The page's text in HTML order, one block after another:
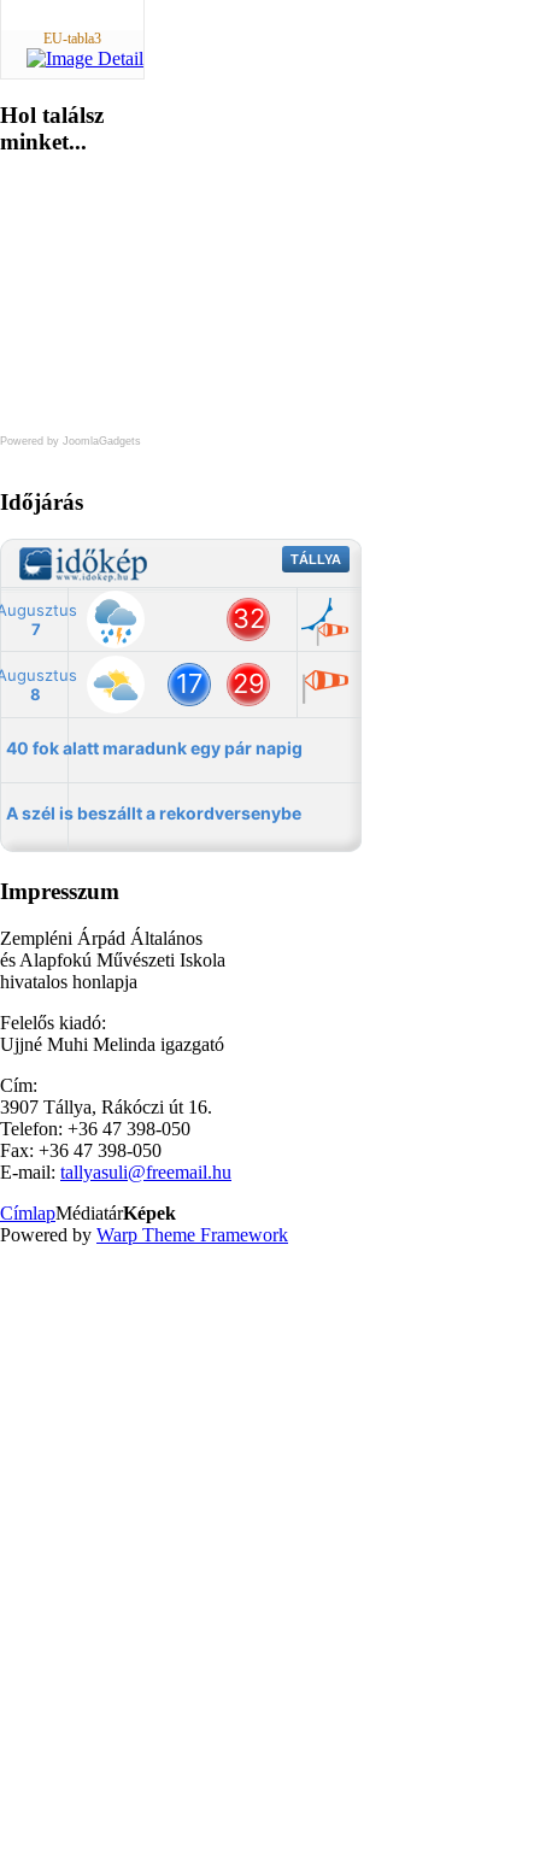
EU-tabla3
Hol találsz
minket...
Powered by JoomlaGadgets
Időjárás
Impresszum
Zempléni Árpád Általános
és Alapfokú Művészeti Iskola
hivatalos honlapja
Felelős kiadó:
Ujjné Muhi Melinda igazgató
Cím:
3907 Tállya, Rákóczi út 16.
Telefon: +36 47 398-050
Fax: +36 47 398-050
E-mail: tallyasuli@freemail.hu
CímlapMédiatárKépek
Powered by Warp Theme Framework